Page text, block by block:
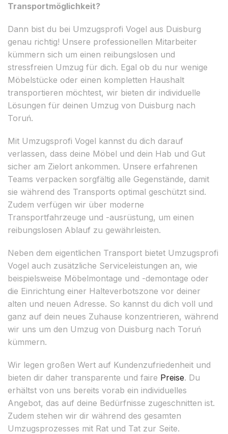
Transportmöglichkeit?
Dann bist du bei Umzugsprofi Vogel aus Duisburg
genau richtig! Unsere professionellen Mitarbeiter
kümmern sich um einen reibungslosen und
stressfreien Umzug für dich. Egal ob du nur wenige
Möbelstücke oder einen kompletten Haushalt
transportieren möchtest, wir bieten dir individuelle
Lösungen für deinen Umzug von Duisburg nach
Toruń.
Mit Umzugsprofi Vogel kannst du dich darauf
verlassen, dass deine Möbel und dein Hab und Gut
sicher am Zielort ankommen. Unsere erfahrenen
Teams verpacken sorgfältig alle Gegenstände, damit
sie während des Transports optimal geschützt sind.
Zudem verfügen wir über moderne
Transportfahrzeuge und -ausrüstung, um einen
reibungslosen Ablauf zu gewährleisten.
Neben dem eigentlichen Transport bietet Umzugsprofi
Vogel auch zusätzliche Serviceleistungen an, wie
beispielsweise Möbelmontage und -demontage oder
die Einrichtung einer Halteverbotszone vor deiner
alten und neuen Adresse. So kannst du dich voll und
ganz auf dein neues Zuhause konzentrieren, während
wir uns um den Umzug von Duisburg nach Toruń
kümmern.
Wir legen großen Wert auf Kundenzufriedenheit und
bieten dir daher transparente und faire Preise. Du
erhältst von uns bereits vorab ein individuelles
Angebot, das auf deine Bedürfnisse zugeschnitten ist.
Zudem stehen wir dir während des gesamten
Umzugsprozesses mit Rat und Tat zur Seite.